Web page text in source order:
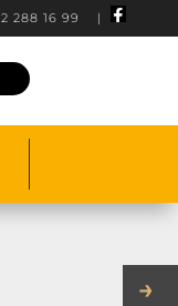
288 16 99 |
→